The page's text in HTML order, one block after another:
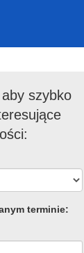
szybko
terminie: